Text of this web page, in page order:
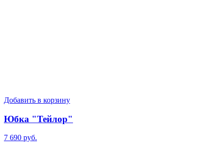
Добавить в корзину
Юбка "Тейлор"
7 690 руб.